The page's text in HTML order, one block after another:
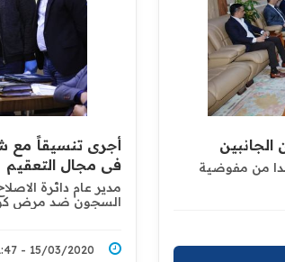
من مفوضية
أجرى تنسيقاً مع
في مجال التعقيم
مدير عام دائرة
السجون ضد مرض
15/03/2020 - 01:47 صباحًا